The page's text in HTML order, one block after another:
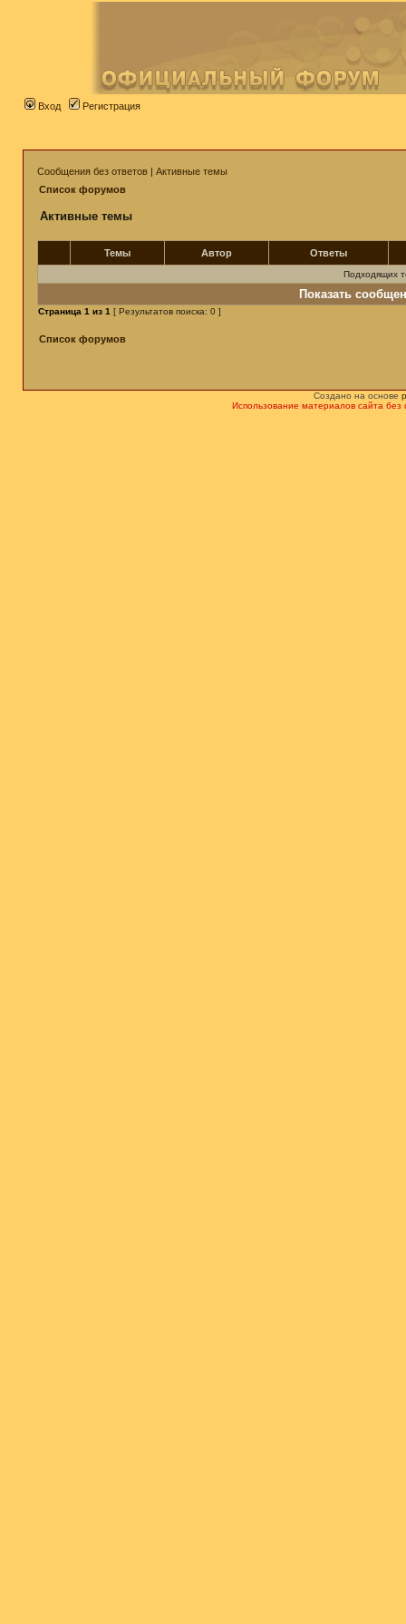
Вход Регистрация
Сообщения без ответов | Активные темы
Список форумов
Активные темы
Темы Автор Ответы
Подходящих
Показать
Страница 1 из 1 [ Результатов поиска: 0 ]
Список форумов
Создано на основе
Использование материалов сайта